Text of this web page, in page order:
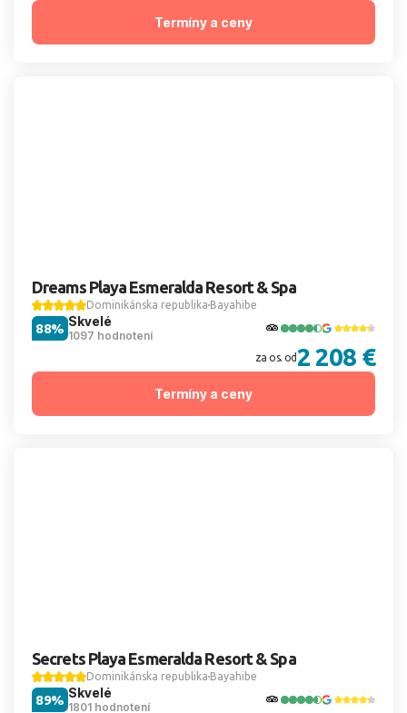
Termíny a ceny
Dreams Playa Esmeralda Resort & Spa
Dominikánska republika Bayahibe
Skvelé
1097 hodnotení
88%
za os. od2 208 €
Termíny a ceny
Secrets Playa Esmeralda Resort & Spa
Dominikánska republika Bayahibe
Skvelé
1801 hodnotení
89%